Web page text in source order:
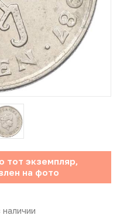
(с 1999 года)
СССР и России
тот экземпляр,
на фото